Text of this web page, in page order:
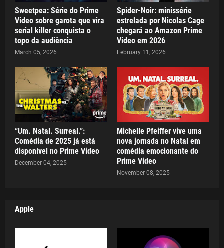
Sweetpea: Série do Prime
Video sobre garota que vira
serial killer conquista o
topo da audiência
March 05, 2026
Spider-Noir: minissérie
estrelada por Nicolas Cage
chegará ao Amazon Prime
Video em 2026
February 11, 2026
“Um. Natal. Surreal.”:
Comédia de 2025 já está
disponível no Prime Video
December 04, 2025
Michelle Pfeiffer vive uma
nova jornada no Natal em
comédia emocionante do
Prime Video
November 08, 2025
Apple